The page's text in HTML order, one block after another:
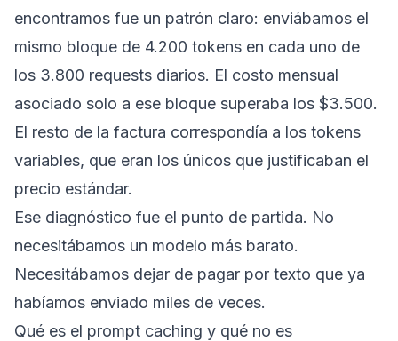
encontramos fue un patrón claro: enviábamos el
mismo bloque de 4.200 tokens en cada uno de
los 3.800 requests diarios. El costo mensual
asociado solo a ese bloque superaba los $3.500.
El resto de la factura correspondía a los tokens
variables, que eran los únicos que justificaban el
precio estándar.
Ese diagnóstico fue el punto de partida. No
necesitábamos un modelo más barato.
Necesitábamos dejar de pagar por texto que ya
habíamos enviado miles de veces.
Qué es el prompt caching y qué no es